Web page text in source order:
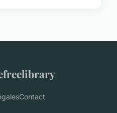
Contact